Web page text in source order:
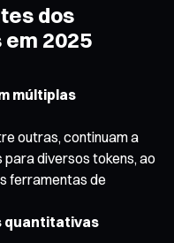
dos
2025
múltiplas
outras, continuam a
diversos tokens, ao
ferramentas de
quantitativas